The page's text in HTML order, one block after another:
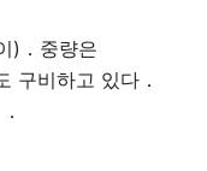
)．중량은
구비하고 있다．